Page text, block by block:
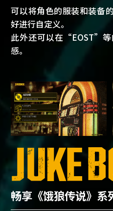
可以将角色的服装和装备
好进行自定义。
此外还可以在“EOST”
感。
畅享《饿狼传说》系